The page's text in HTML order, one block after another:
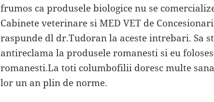
frumos ca produsele biologice nu se
Cabinete veterinare si MED VET de
raspunde dl dr.Tudoran la aceste intrebari. Sa
antireclama la produsele romanesti si eu
romanesti.La toti columbofilii doresc multe
lor un an plin de norme.